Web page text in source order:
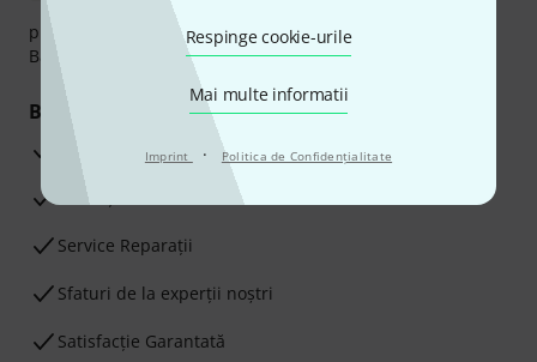
Respinge cookie-urile
Mai multe informatii
Imprint · Politica de Confidenţialitate
plata se poate efectua în siguranță cu Ramburs, Transfer
Bancar sau Card de credit.
Beneficiile tale
3 Ani Garanție Thomann
Garanţia returnării banilor în 30 de zile
Service Reparații
Sfaturi de la experții noștri
Satisfacție Garantată